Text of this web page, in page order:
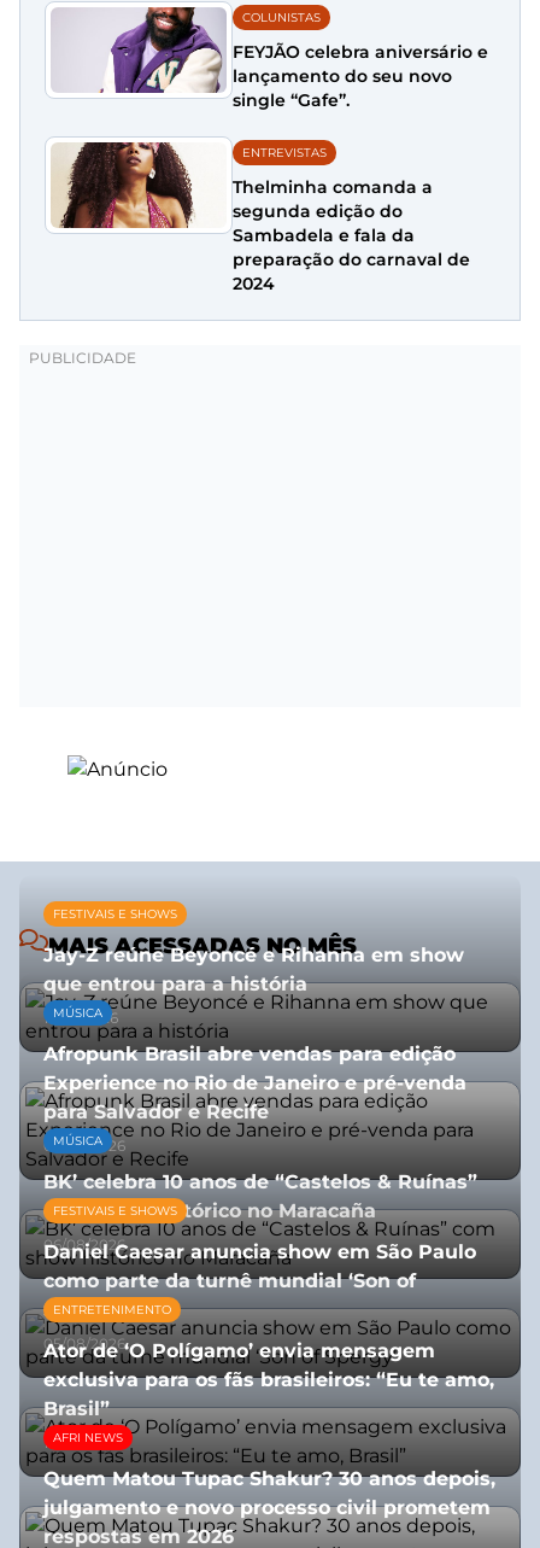
COLUNISTAS
FEYJÃO celebra aniversário e
lançamento do seu novo
single “Gafe”.
ENTREVISTAS
Thelminha comanda a
segunda edição do
Sambadela e fala da
preparação do carnaval de
2024
MAIS ACESSADAS NO MÊS
FESTIVAIS E SHOWS
Jay-Z reúne Beyoncé e Rihanna em show
que entrou para a história
13/07/2026
MÚSICA
Afropunk Brasil abre vendas para edição
Experience no Rio de Janeiro e pré-venda
para Salvador e Recife
03/08/2026
MÚSICA
BK’ celebra 10 anos de “Castelos & Ruínas”
com show histórico no Maracaña
06/08/2026
FESTIVAIS E SHOWS
Daniel Caesar anuncia show em São Paulo
como parte da turnê mundial ‘Son of
Spergy’
05/08/2026
ENTRETENIMENTO
Ator de ‘O Polígamo’ envia mensagem
exclusiva para os fãs brasileiros: “Eu te amo,
Brasil”
13/07/2026
AFRI NEWS
Quem Matou Tupac Shakur? 30 anos depois,
julgamento e novo processo civil prometem
respostas em 2026